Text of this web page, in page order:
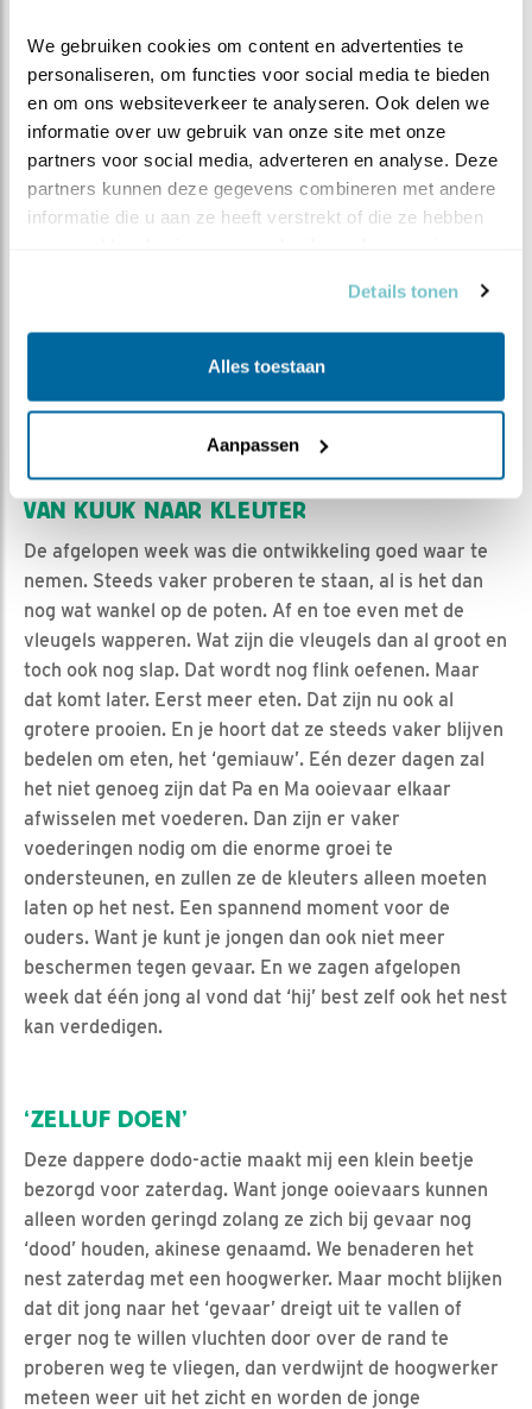
We gebruiken cookies om content en advertenties te
personaliseren, om functies voor social media te bieden
en om ons websiteverkeer te analyseren. Ook delen we
informatie over uw gebruik van onze site met onze
partners voor social media, adverteren en analyse. Deze
partners kunnen deze gegevens combineren met andere
informatie die u aan ze heeft verstrekt of die ze hebben
Details tonen
Alles toestaan
Aanpassen
Nest 21-05-2023 (foto Titia Bijwaard)
VAN KUUK NAAR KLEUTER
De afgelopen week was die ontwikkeling goed waar te
nemen. Steeds vaker proberen te staan, al is het dan
nog wat wankel op de poten. Af en toe even met de
vleugels wapperen. Wat zijn die vleugels dan al groot en
toch ook nog slap. Dat wordt nog flink oefenen. Maar
dat komt later. Eerst meer eten. Dat zijn nu ook al
grotere prooien. En je hoort dat ze steeds vaker blijven
bedelen om eten, het ‘gemiauw’. Eén dezer dagen zal
het niet genoeg zijn dat Pa en Ma ooievaar elkaar
afwisselen met voederen. Dan zijn er vaker
voederingen nodig om die enorme groei te
ondersteunen, en zullen ze de kleuters alleen moeten
laten op het nest. Een spannend moment voor de
ouders. Want je kunt je jongen dan ook niet meer
beschermen tegen gevaar. En we zagen afgelopen
week dat één jong al vond dat ‘hij’ best zelf ook het nest
kan verdedigen.
‘ZELLUF DOEN’
Deze dappere dodo-actie maakt mij een klein beetje
bezorgd voor zaterdag. Want jonge ooievaars kunnen
alleen worden geringd zolang ze zich bij gevaar nog
‘dood’ houden, akinese genaamd. We benaderen het
nest zaterdag met een hoogwerker. Maar mocht blijken
dat dit jong naar het ‘gevaar’ dreigt uit te vallen of
erger nog te willen vluchten door over de rand te
proberen weg te vliegen, dan verdwijnt de hoogwerker
meteen weer uit het zicht en worden de jonge